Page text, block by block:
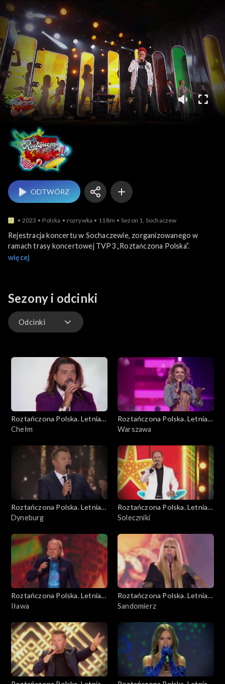
ODTWÓRZ
2023 Polska rozrywka 118m Sezon 1, Sochaczew
Rejestracja koncertu w Sochaczewie, zorganizowanego w
ramach trasy koncertowej TVP3 „Roztańczona Polska”.
więcej
Sezony i odcinki
Odcinki
Roztańczona Polska. Letnia
trasa TVP3
Chełm
Roztańczona Polska. Letnia
trasa TVP3
Warszawa
Roztańczona Polska. Letnia
trasa TVP3
Dyneburg
Roztańczona Polska. Letnia
trasa TVP3
Soleczniki
Roztańczona Polska. Letnia
trasa TVP3
Iława
Roztańczona Polska. Letnia
trasa TVP3
Sandomierz